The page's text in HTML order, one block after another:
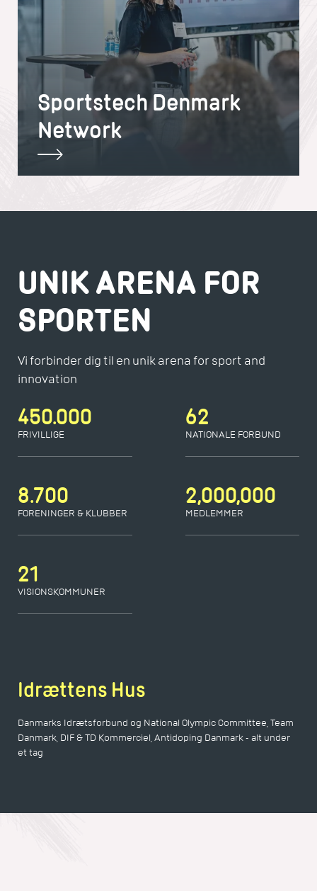
Sportstech Denmark
Network
UNIK ARENA FOR
SPORTEN
Vi forbinder dig til en unik arena for sport and
innovation
450.000
FRIVILLIGE
62
NATIONALE FORBUND
8.700
FORENINGER & KLUBBER
2,000,000
MEDLEMMER
21
VISIONSKOMMUNER
Idrættens Hus
Danmarks Idrætsforbund og National Olympic Committee, Team
Danmark, DIF & TD Kommerciel, Antidoping Danmark - alt under
et tag